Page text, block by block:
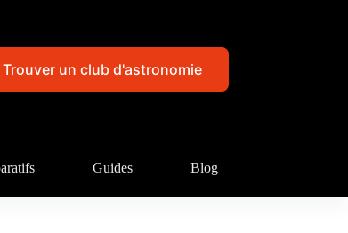
Trouver un club d'astronomie
Guides Blog